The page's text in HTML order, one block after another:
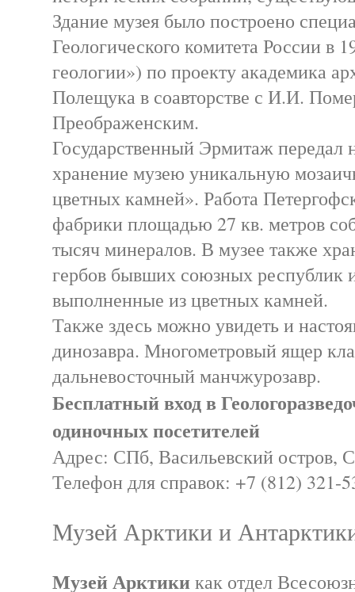
Здание музея было построено
Геологического комитета России в
геологии») по проекту академика
Полещука в соавторстве с И.И.
Преображенским.
Государственный Эрмитаж передал
хранение музею уникальную
цветных камней». Работа
фабрики площадью 27 кв. метров
тысяч минералов. В музее также
гербов бывших союзных республик
выполненные из цветных камней.
Также здесь можно увидеть и
динозавра. Многометровый ящер
дальневосточный манчжурозавр.
Бесплатный вход в
одиночных посетителей
Адрес: СПб, Васильевский остров,
Телефон для справок: +7 (812) 321-
Музей Арктики и
Музей Арктики как отдел